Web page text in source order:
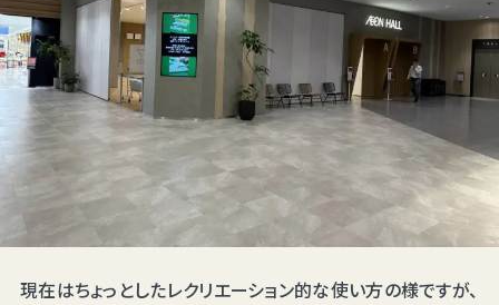
現在はちょっとしたレクリエーション的な使い方の様ですが、